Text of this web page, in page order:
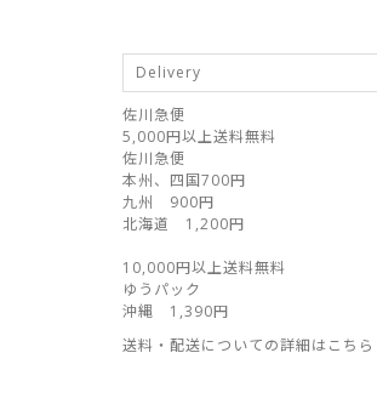
Delivery
佐川急便
5,000円以上送料無料
佐川急便
本州、四国700円
九州 900円
北海道 1,200円
10,000円以上送料無料
ゆうパック
沖縄 1,390円
送料・配送についての詳細はこちら